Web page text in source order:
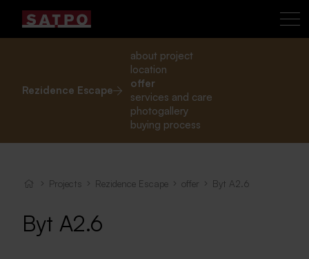
Rezidence Escape
about project
location
offer
services and care
photogallery
buying process
Projects Rezidence Escape offer Byt A2.6
Byt A2.6